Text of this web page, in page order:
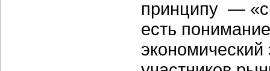
принципу —
есть